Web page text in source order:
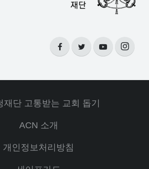
재단 고통받는 교회 돕기
ACN 소개
개인정보처리방침